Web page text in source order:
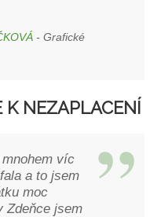
- Grafické
NEZAPLACENÍ
víc
a to jsem
moc
Zdeňce jsem